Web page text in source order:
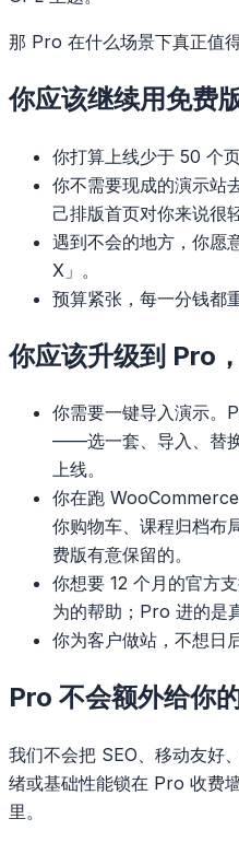
那 Pro 在什么场景下真正值
你应该继续用免
你打算上线少于 50 个
你不需要现成的演示
己排版首页对你来说很
遇到不会的地方，你愿
X」。
预算紧张，每一分钱都
你应该升级到 Pro
你需要一键导入演示。
——选一套、导入、替
上线。
你在跑
你购物车、课程归档
费版有意保留的。
你想要 12 个月的官方
为的帮助；Pro 进的是
你为客户做站，不想日
Pro 不会额外给你
我们不会把 SEO、移动友好
绪或基础性能锁在 Pro 收费
里。